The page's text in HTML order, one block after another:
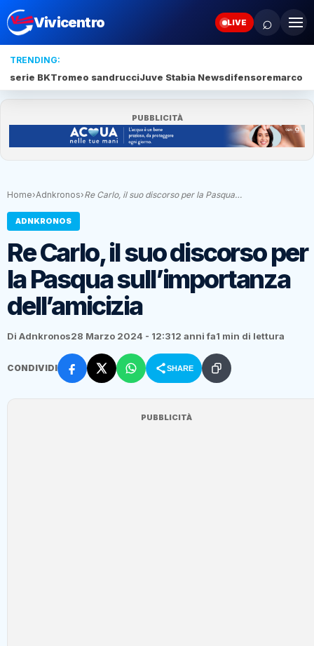
Vivicentro LIVE ⌕
TRENDING:
serie BKTromeo sandrucciJuve Stabia Newsdifensoremarco
PUBBLICITÀ
Home›Adnkronos›Re Carlo, il suo discorso per la Pasqua…
ADNKRONOS
Re Carlo, il suo discorso per
la Pasqua sull’importanza
dell’amicizia
Di Adnkronos28 Marzo 2024 - 12:312 anni fa1 min di lettura
CONDIVIDI SHARE
PUBBLICITÀ